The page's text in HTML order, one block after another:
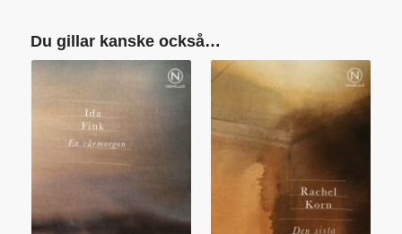
Du gillar kanske också…